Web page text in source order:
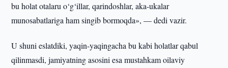
bu holat otalaru o‘g‘illar, qarindoshlar, aka-ukalar
munosabatlariga ham singib bormoqda», — dedi vazir.
U shuni eslatdiki, yaqin-yaqingacha bu kabi holatlar qabul
qilinmasdi, jamiyatning asosini esa mustahkam oilaviy